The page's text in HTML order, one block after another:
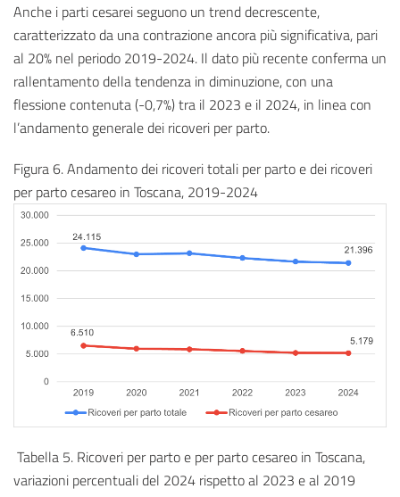
Anche i parti cesarei seguono un trend decrescente,
caratterizzato da una contrazione ancora più significativa, pari
al 20% nel periodo 2019-2024. Il dato più recente conferma un
rallentamento della tendenza in diminuzione, con una
flessione contenuta (-0,7%) tra il 2023 e il 2024, in linea con
l’andamento generale dei ricoveri per parto.
Figura 6. Andamento dei ricoveri totali per parto e dei ricoveri
per parto cesareo in Toscana, 2019-2024
Tabella 5. Ricoveri per parto e per parto cesareo in Toscana,
variazioni percentuali del 2024 rispetto al 2023 e al 2019